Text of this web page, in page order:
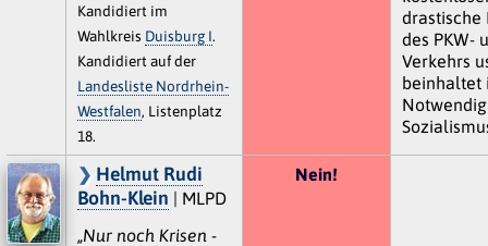
Kandidiert im
Wahlkreis Duisburg I.
Kandidiert auf der
Landesliste Nordrhein-
Westfalen, Listenplatz
18.
drastische
des PKW-
Verkehrs
beinhaltet
Helmut Rudi
Bohn-Klein | MLPD
„Nur noch Krisen -
Nein!